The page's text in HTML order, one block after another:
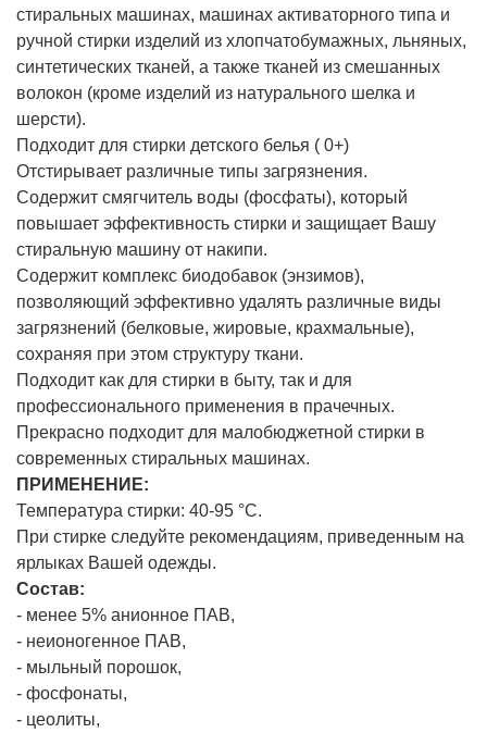
стиральных машинах, машинах активаторного типа и
ручной стирки изделий из хлопчатобумажных, льняных,
синтетических тканей, а также тканей из смешанных
волокон (кроме изделий из натурального шелка и
шерсти).
Подходит для стирки детского белья ( 0+)
Отстирывает различные типы загрязнения.
Содержит смягчитель воды (фосфаты), который
повышает эффективность стирки и защищает Вашу
стиральную машину от накипи.
Содержит комплекс биодобавок (энзимов),
позволяющий эффективно удалять различные виды
загрязнений (белковые, жировые, крахмальные),
сохраняя при этом структуру ткани.
Подходит как для стирки в быту, так и для
профессионального применения в прачечных.
Прекрасно подходит для малобюджетной стирки в
современных стиральных машинах.
ПРИМЕНЕНИЕ:
Температура стирки: 40-95 °С.
При стирке следуйте рекомендациям, приведенным на
ярлыках Вашей одежды.
Состав:
- менее 5% анионное ПАВ,
- неионогенное ПАВ,
- мыльный порошок,
- фосфонаты,
- цеолиты,